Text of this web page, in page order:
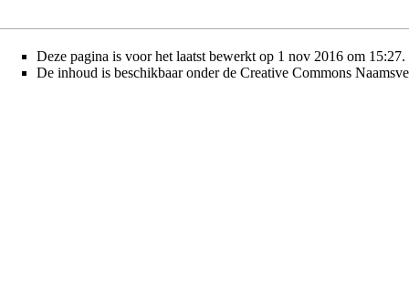
Deze pagina is voor het laatst bewerkt op 1 nov 2016 om 15:27.
De inhoud is beschikbaar onder de Creative Commons